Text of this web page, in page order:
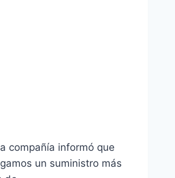
compañía informó que
un suministro más